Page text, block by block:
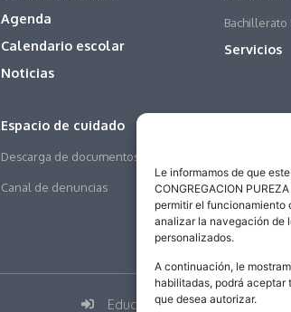
Le informamos de que
CONGREGACION
permitir el funcionamiento
analizar la navegación de
personalizados.
A continuación, le
habilitadas, podrá aceptar
que desea autorizar.
Agenda
Calendario escolar
Noticias
Espacio de cuidado
Descarga de documentos
Canal de denuncias
Bachillerato
Servicios
Educamos